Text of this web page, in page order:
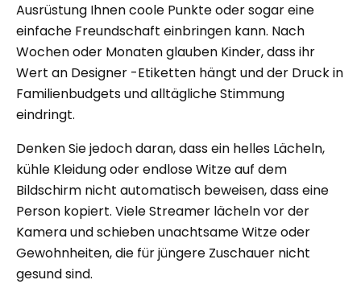
Ausrüstung Ihnen coole Punkte oder sogar eine
einfache Freundschaft einbringen kann. Nach
Wochen oder Monaten glauben Kinder, dass ihr
Wert an Designer -Etiketten hängt und der Druck in
Familienbudgets und alltägliche Stimmung
eindringt.
Denken Sie jedoch daran, dass ein helles Lächeln,
kühle Kleidung oder endlose Witze auf dem
Bildschirm nicht automatisch beweisen, dass eine
Person kopiert. Viele Streamer lächeln vor der
Kamera und schieben unachtsame Witze oder
Gewohnheiten, die für jüngere Zuschauer nicht
gesund sind.